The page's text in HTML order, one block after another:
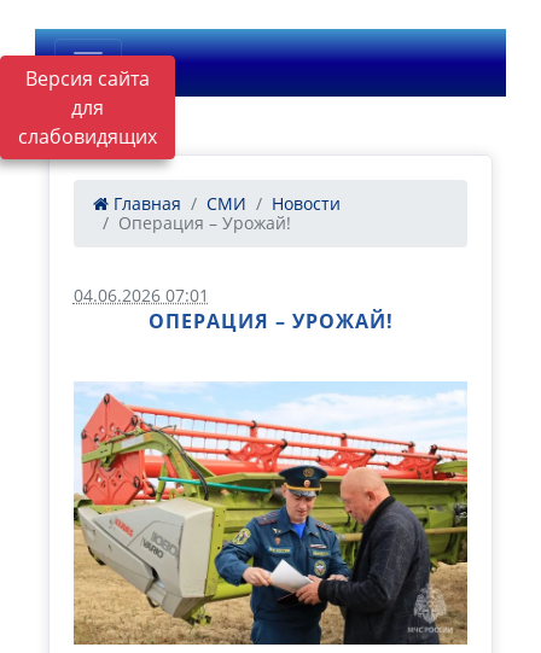
Версия сайта
для
слабовидящих
Главная СМИ
Новости
Операция – Урожай!
04.06.2026 07:01
ОПЕРАЦИЯ – УРОЖАЙ!